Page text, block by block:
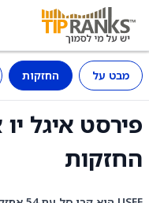
מבט על החזקות
החזקות